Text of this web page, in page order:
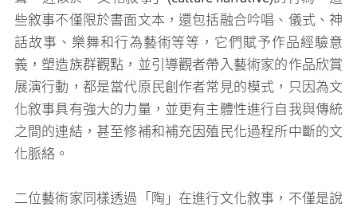
些敘事不僅限於書面文本，還包括融合吟唱、儀式、神
話故事、樂舞和行為藝術等等，它們賦予作品經驗意
義，塑造族群觀點，並引導觀者帶入藝術家的作品欣賞
展演行動，都是當代原民創作者常見的模式，只因為文
化敘事具有強大的力量，並更有主體性進行自我與傳統
之間的連結，甚至修補和補充因殖民化過程所中斷的文
化脈絡。
二位藝術家同樣透過「陶」在進行文化敘事，不僅是說